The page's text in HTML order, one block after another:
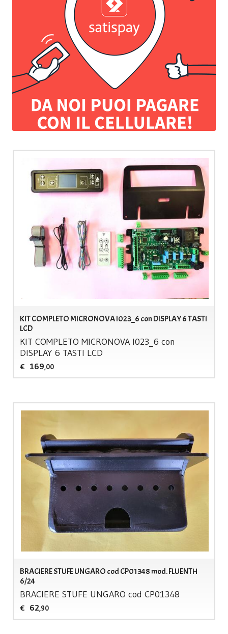
KIT COMPLETO MICRONOVA I023_6 con DISPLAY 6 TASTI
LCD
KIT COMPLETO MICRONOVAI023_6 con
DISPLAY6 TASTI LCD
€ 169,00
BRACIERE STUFE UNGARO cod CP01348 mod. FLUENTH
6/24
BRACIERE STUFE UNGARO cod CP01348
€ 62,90